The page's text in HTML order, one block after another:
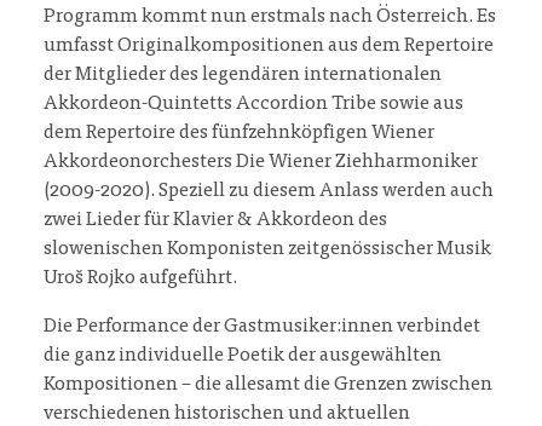
Programm kommt nun erstmals nach Österreich. Es
umfasst Originalkompositionen aus dem Repertoire
der Mitglieder des legendären internationalen
Akkordeon-Quintetts Accordion Tribe sowie aus
dem Repertoire des fünfzehnköpfigen Wiener
Akkordeonorchesters Die Wiener Ziehharmoniker
(2009-2020). Speziell zu diesem Anlass werden auch
zwei Lieder für Klavier & Akkordeon des
slowenischen Komponisten zeitgenössischer Musik
Uroš Rojko aufgeführt.
Die Performance der Gastmusiker:innen verbindet
die ganz individuelle Poetik der ausgewählten
Kompositionen – die allesamt die Grenzen zwischen
verschiedenen historischen und aktuellen